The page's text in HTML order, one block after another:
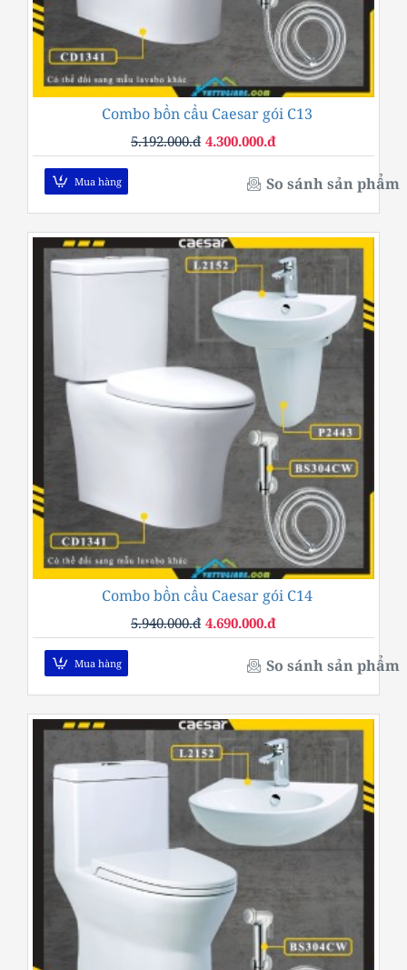
Combo bồn cầu Caesar gói C13
4.300.000.đ
5.192.000.đ
Mua hàng So sánh sản phẩm
Combo bồn cầu Caesar gói C14
4.690.000.đ
5.940.000.đ
Mua hàng So sánh sản phẩm